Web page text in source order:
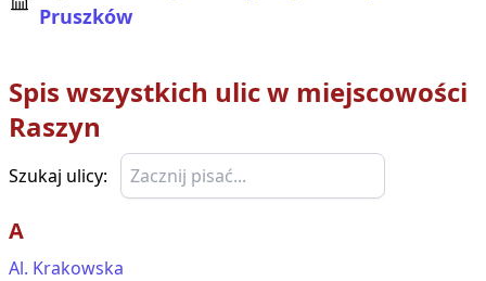
Pruszków
Spis wszystkich ulic w miejscowości
Raszyn
Szukaj ulicy:
A
Al. Krakowska